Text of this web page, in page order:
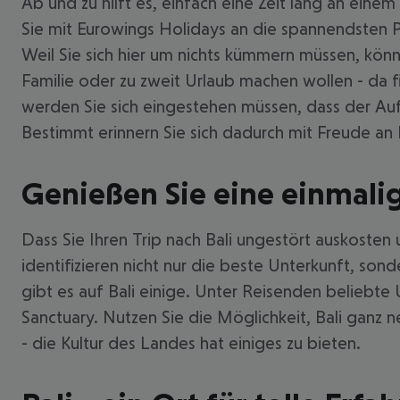
Sie mit Eurowings Holidays an die spannendsten
Weil Sie sich hier um nichts kümmern müssen,
Familie oder zu zweit Urlaub machen wollen -
werden Sie sich eingestehen müssen, dass der
Bestimmt erinnern Sie sich dadurch mit Freude an
Genießen Sie eine
Dass Sie Ihren Trip nach Bali ungestört
identifizieren nicht nur die beste Unterkunft,
gibt es auf Bali einige. Unter Reisenden beliebte
Sanctuary. Nutzen Sie die Möglichkeit, Bali ganz
- die Kultur des Landes hat einiges zu bieten.